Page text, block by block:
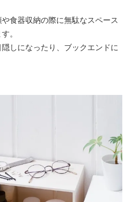
食器収納の際に無駄なスペース
。
しになったり、ブックエンドに